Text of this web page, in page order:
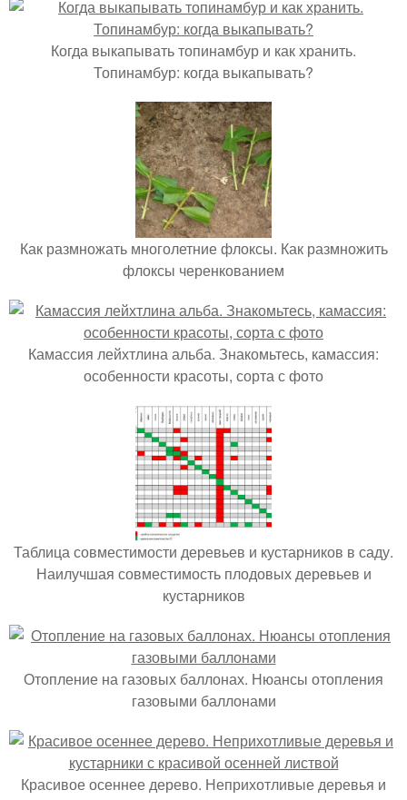
Когда выкапывать топинамбур и как хранить.
Топинамбур: когда выкапывать?
Как размножать многолетние флоксы. Как размножить
флоксы черенкованием
Камассия лейхтлина альба. Знакомьтесь, камассия:
особенности красоты, сорта с фото
Таблица совместимости деревьев и кустарников в саду.
Наилучшая совместимость плодовых деревьев и
кустарников
Отопление на газовых баллонах. Нюансы отопления
газовыми баллонами
Красивое осеннее дерево. Неприхотливые деревья и